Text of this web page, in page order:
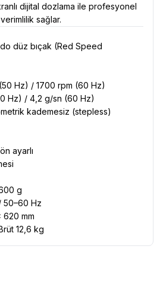
dijital dozlama ile profesyonel
sağlar.
düz bıçak (Red Speed
Hz) / 1700 rpm (60 Hz)
Hz) / 4,2 g/sn (60 Hz)
kademesiz (stepless)
ayarlı
g
50–60 Hz
620 mm
12,6 kg